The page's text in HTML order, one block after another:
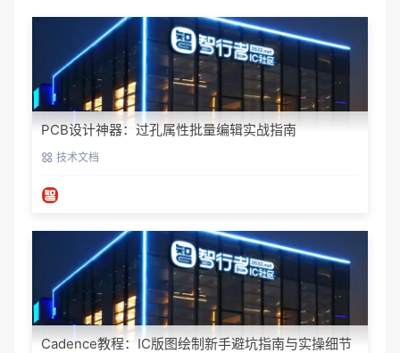
PCB设计神器：过孔属性批量编辑实战指南
技术文档
Cadence教程：IC版图绘制新手避坑指南与实操细节